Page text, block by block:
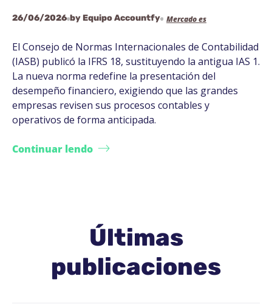
26/06/2026 by Equipo Accountfy Mercado es
El Consejo de Normas Internacionales de Contabilidad
(IASB) publicó la IFRS 18, sustituyendo la antigua IAS 1.
La nueva norma redefine la presentación del
desempeño financiero, exigiendo que las grandes
empresas revisen sus procesos contables y
operativos de forma anticipada.
Continuar lendo
Últimas
publicaciones